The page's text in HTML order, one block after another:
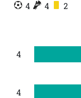
4 4 2
4
4